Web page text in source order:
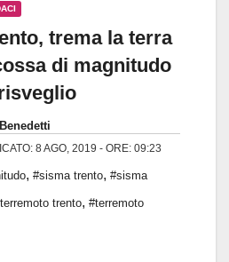
trema la terra
di magnitudo
8 AGO, 2019 - ORE: 09:23
, #sisma trento, #sisma
trento, #terremoto